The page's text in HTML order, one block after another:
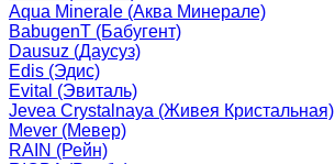
Aqua Minerale (Аква Минерале)
BabugenT (Бабугент)
Dausuz (Даусуз)
Edis (Эдис)
Evital (Эвиталь)
Jevea Crystalnaya (Живея Кристальная)
Mever (Мевер)
RAIN (Рейн)